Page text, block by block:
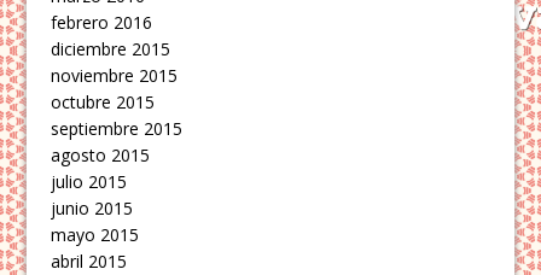
febrero 2016
diciembre 2015
noviembre 2015
octubre 2015
septiembre 2015
agosto 2015
julio 2015
junio 2015
mayo 2015
abril 2015